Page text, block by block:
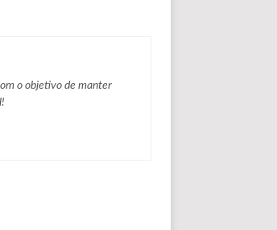
o objetivo de manter